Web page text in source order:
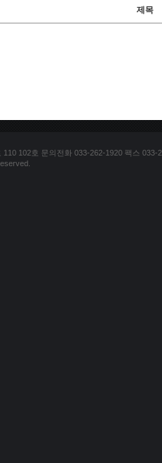
제목
102호 문의전화 033-262-1920 팩스 033-